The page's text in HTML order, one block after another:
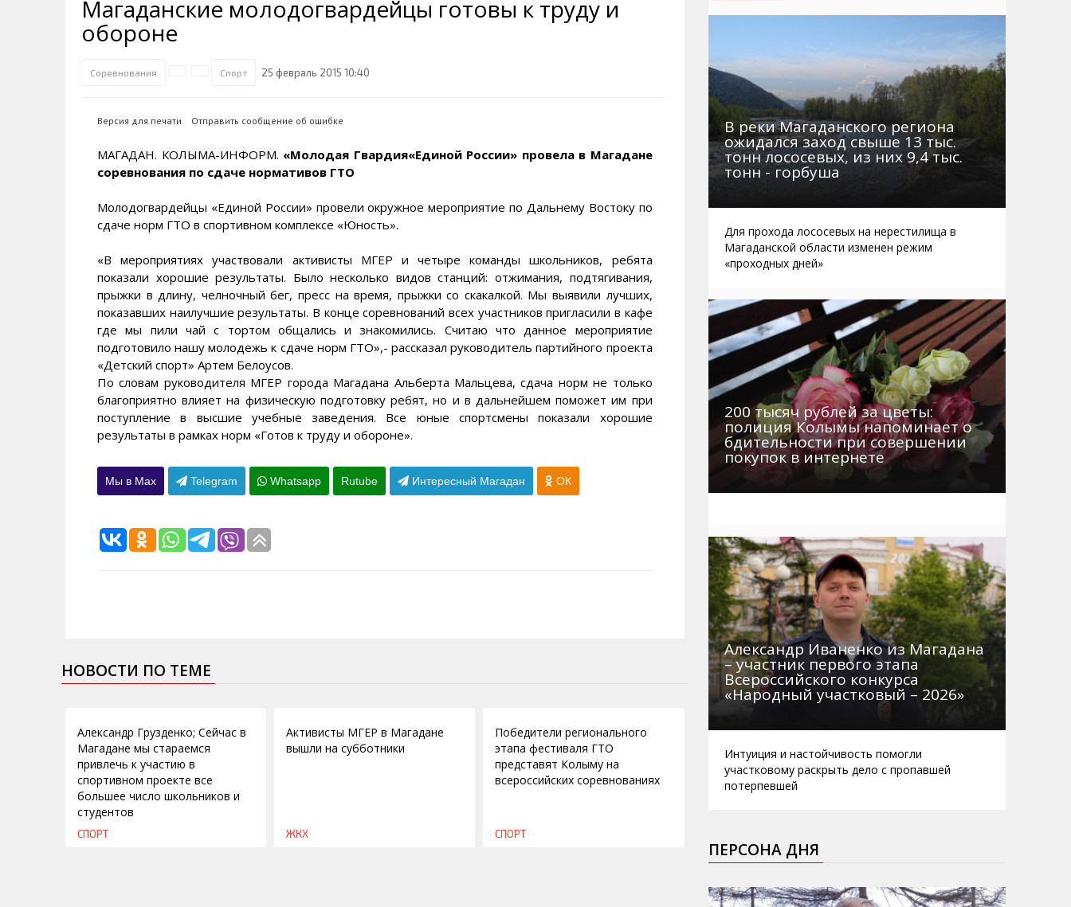
Транспортная инфраструктура
Их надо знать. Галерея славы
Колымы
Достопримечательности
Туристическик маршруты
Интерактивная карта
Хранители экрана. Заставки
Кинохроника Магадана
Автобусы Магадан – Аэропорт
Таблица приливов отливов
Губернатор
Наркоте нет
Сельское хозяйство
Аварии ДТП
Кванториум
Благоустройство
Горнолыжная школа
Алименты
УМВД
Магадан в Instagram
Не мусорить
Браконьеры
Магаданские молодогвардейцы готовы к труду и
обороне
Соревнования Спорт 25 февраль 2015 10:40
Версия для печати Отправить сообщение об ошибке
МАГАДАН. КОЛЫМА-ИНФОРМ. «Молодая Гвардия«Единой России» провела в Магадане
соревнования по сдаче нормативов ГТО
Молодогвардейцы «Единой России» провели окружное мероприятие по Дальнему Востоку по
сдаче норм ГТО в спортивном комплексе «Юность».
«В мероприятиях участвовали активисты МГЕР и четыре команды школьников, ребята
показали хорошие результаты. Было несколько видов станций: отжимания, подтягивания,
прыжки в длину, челночный бег, пресс на время, прыжки со скакалкой. Мы выявили лучших,
показавших наилучшие результаты. В конце соревнований всех участников пригласили в кафе
где мы пили чай с тортом общались и знакомились. Считаю что данное мероприятие
подготовило нашу молодежь к сдаче норм ГТО»,- рассказал руководитель партийного проекта
«Детский спорт» Артем Белоусов.
По словам руководителя МГЕР города Магадана Альберта Мальцева, сдача норм не только
благоприятно влияет на физическую подготовку ребят, но и в дальнейшем поможет им при
поступление в высшие учебные заведения. Все юные спортсмены показали хорошие
результаты в рамках норм «Готов к труду и обороне».
Мы в Max Telegram Whatsapp Rutube Интересный Магадан ОК
НОВОСТИ ПО ТЕМЕ
Александр Грузденко; Сейчас в
Магадане мы стараемся
привлечь к участию в
спортивном проекте все
большее число школьников и
студентов
СПОРТ
Активисты МГЕР в Магадане
вышли на субботники
ЖКХ
Победители регионального
этапа фестиваля ГТО
представят Колыму на
всероссийских соревнованиях
СПОРТ
В реки Магаданского региона
ожидался заход свыше 13 тыс.
тонн лососевых, из них 9,4 тыс.
тонн - горбуша
Для прохода лососевых на нерестилища в
Магаданской области изменен режим
«проходных дней»
200 тысяч рублей за цветы:
полиция Колымы напоминает о
бдительности при совершении
покупок в интернете
Александр Иваненко из Магадана
– участник первого этапа
Всероссийского конкурса
«Народный участковый – 2026»
Интуиция и настойчивость помогли
участковому раскрыть дело с пропавшей
потерпевшей
ПЕРСОНА ДНЯ